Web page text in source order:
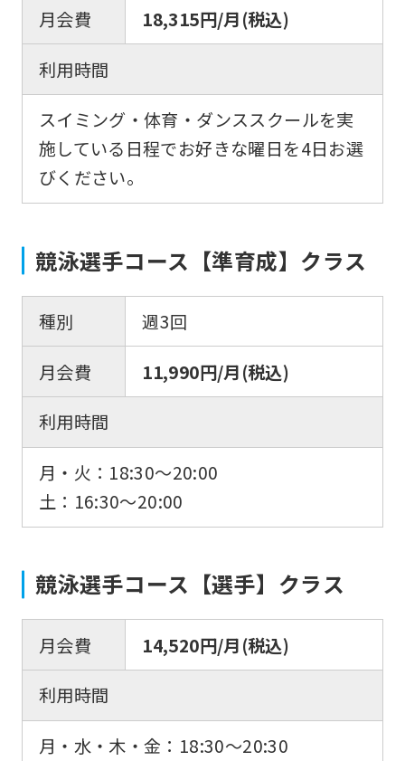
月会費
18,315円/月(税込)
利用時間
スイミング・体育・ダンススクールを実
施している日程でお好きな曜日を4日お選
びください。
競泳選手コース【準育成】クラス
種別
週3回
月会費
11,990円/月(税込)
利用時間
月・火：18:30～20:00
土：16:30～20:00
競泳選手コース【選手】クラス
月会費
14,520円/月(税込)
利用時間
月・水・木・金：18:30～20:30
if
you
an
automatic
translation
Japanese
version
website
will
translated
mechanically,
may
not
be
an
translation.
The